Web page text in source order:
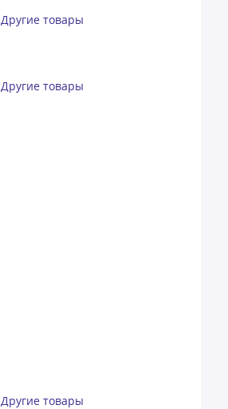
Другие товары
Другие товары
Другие товары